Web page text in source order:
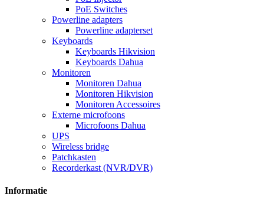
PoE Switches
Powerline adapters
Powerline adapterset
Keyboards
Keyboards Hikvision
Keyboards Dahua
Monitoren
Monitoren Dahua
Monitoren Hikvision
Monitoren Accessoires
Externe microfoons
Microfoons Dahua
UPS
Wireless bridge
Patchkasten
Recorderkast (NVR/DVR)
Informatie